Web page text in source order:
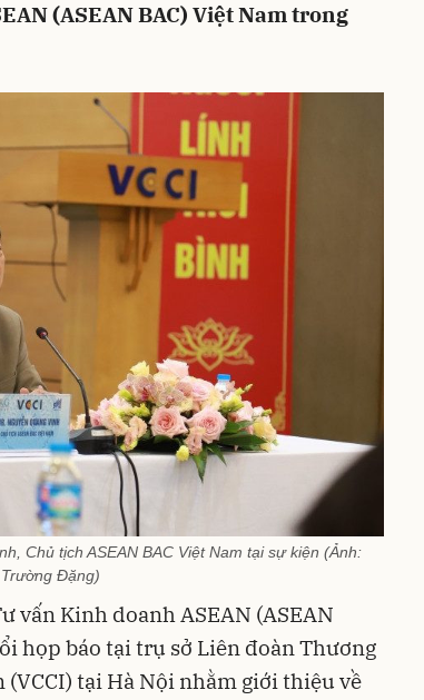
(ASEAN BAC) Việt Nam trong
Chủ tịch ASEAN BAC Việt Nam tại sự kiện (Ảnh:
Trường Đặng)
vấn Kinh doanh ASEAN (ASEAN
họp báo tại trụ sở Liên đoàn Thương
(VCCI) tại Hà Nội nhằm giới thiệu về